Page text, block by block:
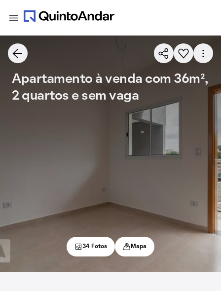
Apartamento à venda com 36m²,
2 quartos e sem vaga
34 Fotos Mapa